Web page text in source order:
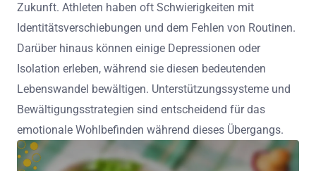
Zukunft. Athleten haben oft Schwierigkeiten mit
Identitätsverschiebungen und dem Fehlen von Routinen.
Darüber hinaus können einige Depressionen oder
Isolation erleben, während sie diesen bedeutenden
Lebenswandel bewältigen. Unterstützungssysteme und
Bewältigungsstrategien sind entscheidend für das
emotionale Wohlbefinden während dieses Übergangs.